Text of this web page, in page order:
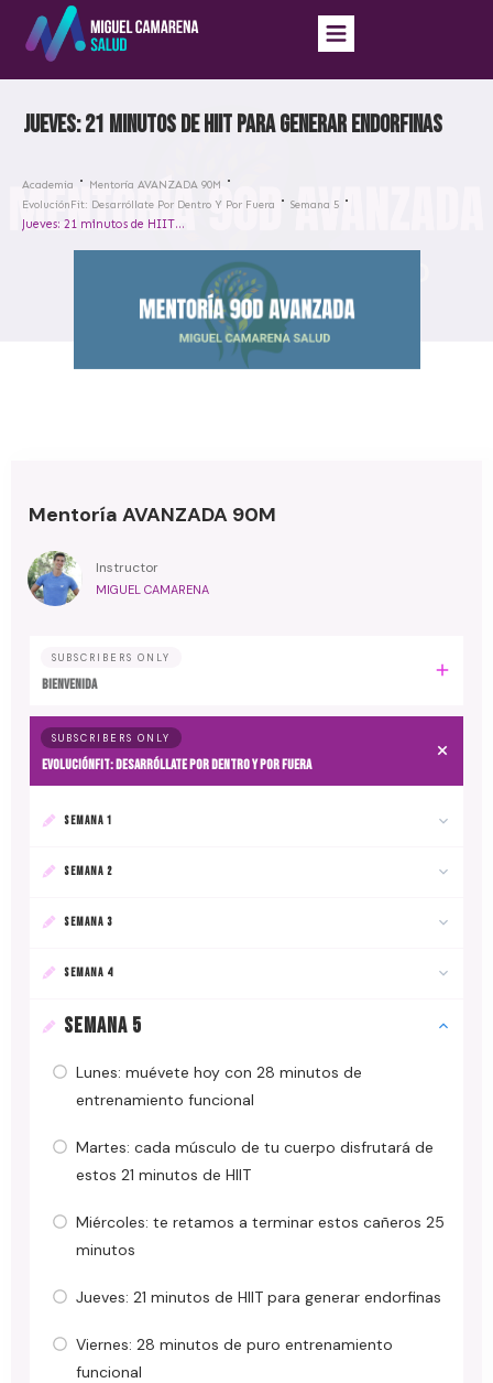
Jueves: 21 minutos de HIIT para generar endorfinas
Academia
Mentoría AVANZADA 90M
EvoluciónFit: Desarróllate Por Dentro Y Por Fuera
Semana 5
Jueves: 21 minutos de HIIT para generar endorfinas
Mentoría AVANZADA 90M
Instructor
MIGUEL CAMARENA
SUBSCRIBERS ONLY
BIENVENIDA
SUBSCRIBERS ONLY
EvoluciónFit: desarróllate por dentro y por fuera
SEMANA 1
SEMANA 2
SEMANA 3
SEMANA 4
SEMANA 5
Lunes: muévete hoy con 28 minutos de
entrenamiento funcional
Martes: cada músculo de tu cuerpo disfrutará de
estos 21 minutos de HIIT
Miércoles: te retamos a terminar estos cañeros 25
minutos
Jueves: 21 minutos de HIIT para generar endorfinas
Viernes: 28 minutos de puro entrenamiento
funcional